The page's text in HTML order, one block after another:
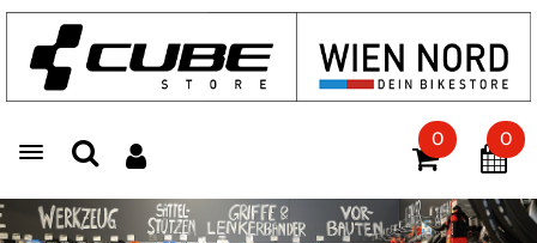
Toggle navigation
0 0